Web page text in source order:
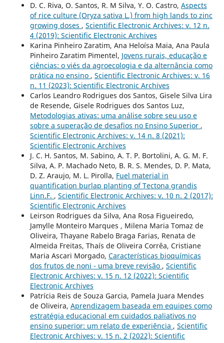
D. C. Riva, O. Santos, R. M Silva, Y. O. Castro, Aspects
of rice culture (Oryza sativa L.) from high lands to zinc
growing doses , Scientific Electronic Archives: v. 12 n.
4 (2019): Scientific Electronic Archives
Karina Pinheiro Zaratim, Ana Heloísa Maia, Ana Paula
Pinheiro Zaratim Pimentel, Jovens rurais, educação e
ciências: o viés da agroecologia e da alternância como
prática no ensino , Scientific Electronic Archives: v. 16
n. 11 (2023): Scientific Electronic Archives
Carlos Leandro Rodrigues dos Santos, Gisele Silva Lira
de Resende, Gisele Rodrigues dos Santos Luz,
Metodologias ativas: uma análise sobre seu uso e
sobre a superação de desafios no Ensino Superior ,
Scientific Electronic Archives: v. 14 n. 8 (2021):
Scientific Electronic Archives
J. C. H. Santos, M. Sabino, A. T. P. Bortolini, A. G. M. F.
Silva, A. P. Machado Neto, B. R. S. Mendes, D. P. Mata,
D. Z. Araujo, M. L. Pirolla, Fuel material in
quantification burlap planting of Tectona grandis
Linn.F. , Scientific Electronic Archives: v. 10 n. 2 (2017):
Scientific Electronic Archives
Leirson Rodrigues da Silva, Ana Rosa Figueiredo,
Jamylle Monteiro Marques , Milena Maria Tomaz de
Oliveira, Thayane Rabelo Braga Farias, Renata de
Almeida Freitas, Thaís de Oliveira Corrêa, Cristiane
Maria Ascari Morgado, Características bioquímicas
dos frutos de noni - uma breve revisão , Scientific
Electronic Archives: v. 15 n. 12 (2022): Scientific
Electronic Archives
Patrícia Reis de Souza Garcia, Pamela Juara Mendes
de Oliveira, Aprendizagem baseada em equipes como
estratégia educacional em cuidados paliativos no
ensino superior: um relato de experiência , Scientific
Electronic Archives: v. 15 n. 2 (2022): Scientific